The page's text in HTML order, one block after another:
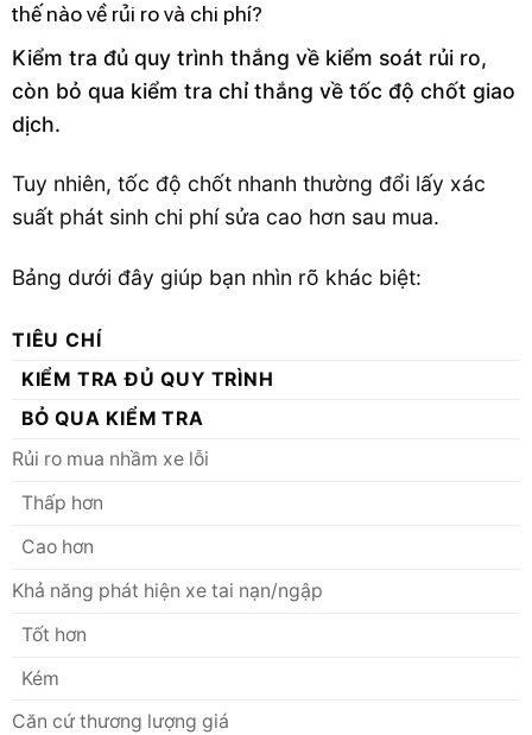
thế nào về rủi ro và chi phí?
Kiểm tra đủ quy trình thắng về kiểm soát rủi ro,
còn bỏ qua kiểm tra chỉ thắng về tốc độ chốt giao
dịch.
Tuy nhiên, tốc độ chốt nhanh thường đổi lấy xác
suất phát sinh chi phí sửa cao hơn sau mua.
Bảng dưới đây giúp bạn nhìn rõ khác biệt:
TIÊU CHÍ
KIỂM TRA ĐỦ QUY TRÌNH
BỎ QUA KIỂM TRA
Rủi ro mua nhầm xe lỗi
Thấp hơn
Cao hơn
Khả năng phát hiện xe tai nạn/ngập
Tốt hơn
Kém
Căn cứ thương lượng giá